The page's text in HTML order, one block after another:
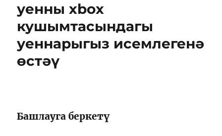
уенны xbox
кушымтасындагы
уеннарыгыз исемлегенә
өстәү
Башлауга беркетү